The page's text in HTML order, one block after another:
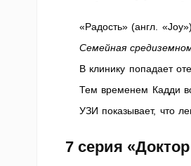
«Радость» (англ. «Joy»)
Семейная
В клинику попадает
Тем временем Кадди
УЗИ показывает, что
7 серия